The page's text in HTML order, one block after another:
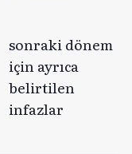
sonraki dönem
için ayrıca
belirtilen
infazlar